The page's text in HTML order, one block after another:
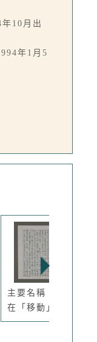
10月出
年1月5
主要名稱：「獵物」
在「移動」